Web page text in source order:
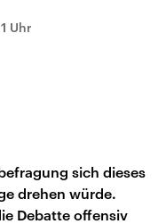
Uhr
sich dieses
drehen würde.
Debatte offensiv